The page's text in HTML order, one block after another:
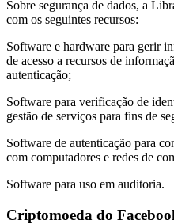
Sobre segurança de dados, a
com os seguintes recursos:
Software e hardware para gerir
de acesso a recursos de
autenticação;
Software para verificação de
gestão de serviços para fins de
Software de autenticação para
com computadores e redes de
Software para uso em auditoria.
Criptomoeda do